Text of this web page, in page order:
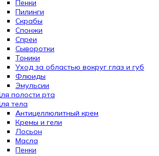
Пенки
Пилинги
Скрабы
Спонжи
Спреи
Сыворотки
Тоники
Уход за областью вокруг глаз и губ
Флюиды
Эмульсии
полости рта
тела
Антицеллюлитный крем
Кремы и гели
Лосьон
Масла
Пенки